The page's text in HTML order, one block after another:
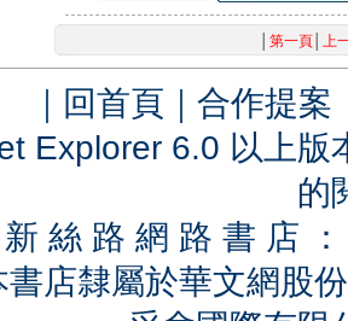
第一頁│ 上
｜ 回首頁 ｜ 合作提案
Explorer 6.0 以上
的
新 絲 路 網 路 書 店
書店隸屬於華文網股